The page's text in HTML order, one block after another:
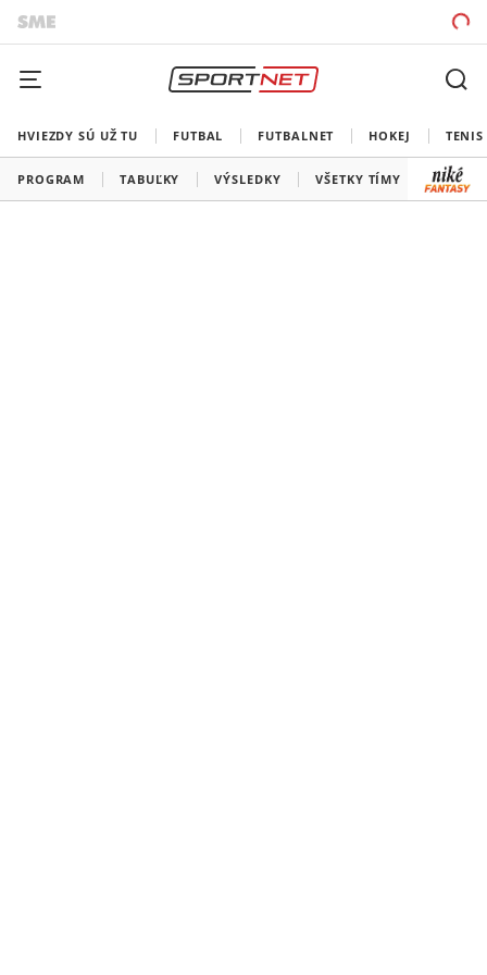
HVIEZDY SÚ UŽ TU FUTBAL FUTBALNET HOKEJ TENIS
PROGRAM TABUĽKY VÝSLEDKY VŠETKY TÍMY